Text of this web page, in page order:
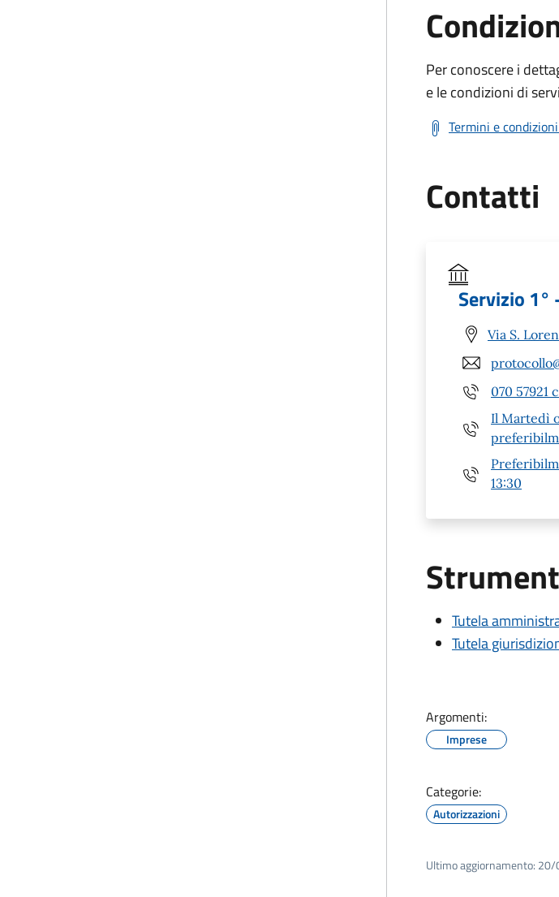
Per conoscere i
e le condizioni di
Termini e
Contatti
Servizio
Via S.
070 57921
Il Martedì
13:30
Tutela
Tutela
Argomenti:
Imprese
Categorie:
Autorizzazioni
Ultimo aggiornamento: 20/